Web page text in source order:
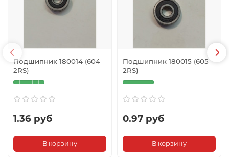
Подшипник 180014 (604
2RS)
1.36 руб
В корзину
Подшипник 180015 (605
2RS)
0.97 руб
В корзину